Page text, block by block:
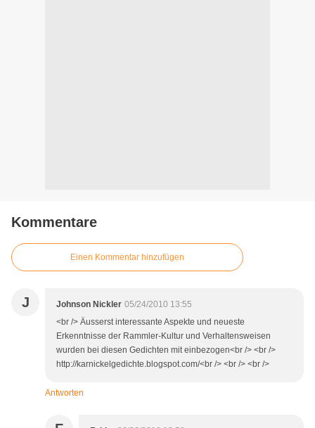
Kommentare
Einen Kommentar hinzufügen
J Johnson Nickler 05/24/2010 13:55
<br /> Äusserst interessante Aspekte und neueste
Erkenntnisse der Rammler-Kultur und Verhaltensweisen
wurden bei diesen Gedichten mit einbezogen<br /> <br />
http://karnickelgedichte.blogspot.com/<br /> <br /> <br />
Antworten